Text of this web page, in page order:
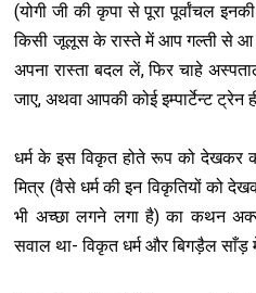
(योगी जी की कृपा से पूरा पूर्वांचल
किसी जूलूस के रास्ते में आप गल्ती से आ
अपना रास्ता बदल लें, फिर चाहे
जाए, अथवा आपकी कोई इम्पार्टेन्ट ट्रेन
धर्म के इस विकृत होते रूप को देखकर
मित्र (वैसे धर्म की इन विकृतियों को
भी अच्छा लगने लगा है) का कथन
सवाल था- विकृत धर्म और बिगड़ैल साँड़